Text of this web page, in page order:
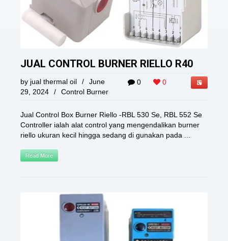
JUAL CONTROL BURNER RIELLO R40
0 0
by jual thermal oil /
June
29, 2024
/ Control Burner
Jual Control Box Burner Riello -RBL 530 Se, RBL 552 Se
Controller ialah alat control yang mengendalikan burner
riello ukuran kecil hingga sedang di gunakan pada ...
Read More